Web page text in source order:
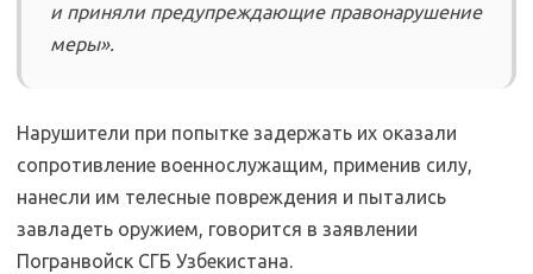
и приняли предупреждающие правонарушение
меры».
Нарушители при попытке задержать их оказали
сопротивление военнослужащим, применив силу,
нанесли им телесные повреждения и пытались
завладеть оружием, говорится в заявлении
Погранвойск СГБ Узбекистана.